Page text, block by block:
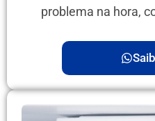
problema na hora,